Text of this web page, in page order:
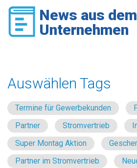
News aus dem
Unternehmen
Auswählen Tags
Termine für Gewerbekunden
Partner
Stromvertrieb
Super Montag Aktion
Partner im Stromvertrieb